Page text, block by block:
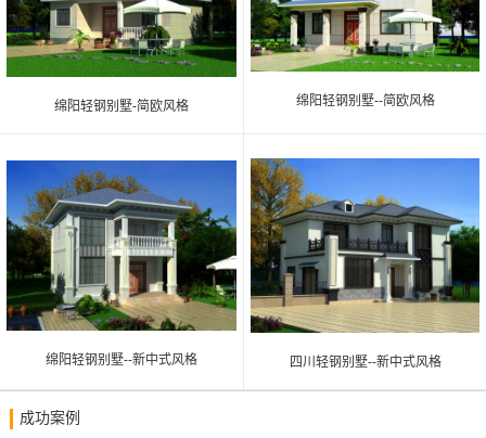
绵阳轻钢别墅-简欧风格 绵阳轻钢别墅--简欧风格
绵阳轻钢别墅--新中式风格 四川轻钢别墅--新中式风格
成功案例